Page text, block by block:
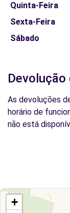
Quinta-Feira
Sexta-Feira
Sábado
As devoluções
horário de
não está
+